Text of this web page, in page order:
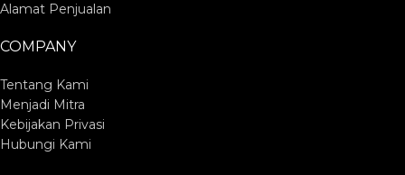
Alamat Penjualan
COMPANY
Tentang Kami
Menjadi Mitra
Kebijakan Privasi
Hubungi Kami